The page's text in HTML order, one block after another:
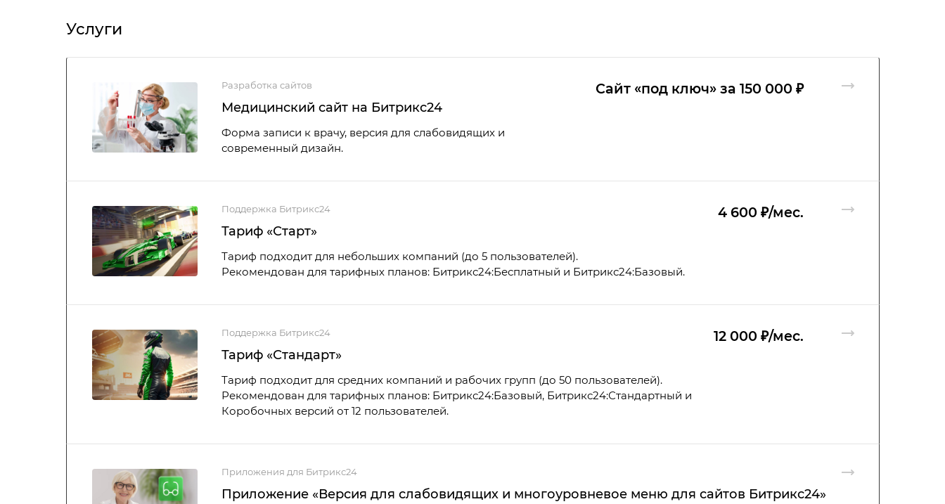
Услуги
Разработка сайтов
Медицинский сайт на Битрикс24
Форма записи к врачу, версия для слабовидящих и
современный дизайн.
Сайт ‭«под ключ» за 150 000 ₽
Поддержка Битрикс24
Тариф «Старт»
Тариф подходит для небольших компаний (до 5 пользователей).
Рекомендован для тарифных планов: Битрикс24:Бесплатный и Битрикс24:Базовый.
4 600 ₽/мес.
Поддержка Битрикс24
Тариф «Стандарт»
Тариф подходит для средних компаний и рабочих групп (до 50 пользователей).
Рекомендован для тарифных планов: Битрикс24:Базовый, Битрикс24:Стандартный и
Коробочных версий от 12 пользователей.
12 000 ₽/мес.
Приложения для Битрикс24
Приложение «Версия для слабовидящих и многоуровневое меню для сайтов Битрикс24»